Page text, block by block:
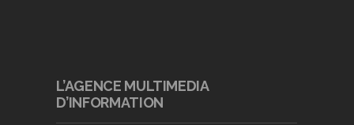
L’AGENCE MULTIMEDIA
D’INFORMATION